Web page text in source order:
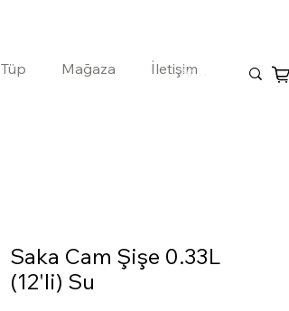
Tüp Mağaza İletişim
Saka Cam Şişe 0.33L
(12'li) Su